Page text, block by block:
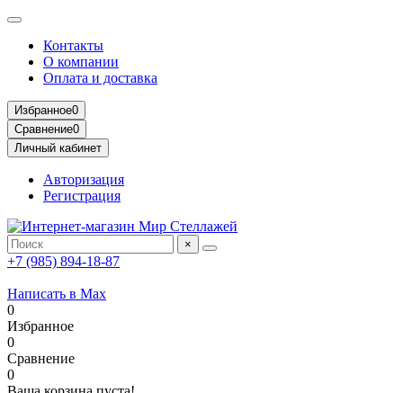
Контакты
О компании
Оплата и доставка
Избранное0
Сравнение0
Личный кабинет
Авторизация
Регистрация
×
+7 (985) 894-18-87
Написать в Max
0
Избранное
0
Сравнение
0